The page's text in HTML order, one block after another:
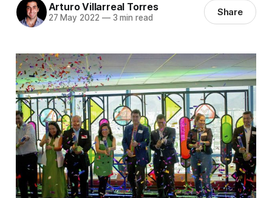
Arturo Villarreal Torres
27 May 2022 —3 min read Share